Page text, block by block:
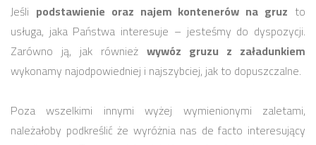
Jeśli podstawienie oraz najem kontenerów na gruz to
usługa, jaka Państwa interesuje – jesteśmy do dyspozycji.
Zarówno ją, jak również wywóz gruzu z załadunkiem
wykonamy najodpowiedniej i najszybciej, jak to dopuszczalne.
Poza wszelkimi innymi wyżej wymienionymi zaletami,
należałoby podkreślić że wyróżnia nas de facto interesujący